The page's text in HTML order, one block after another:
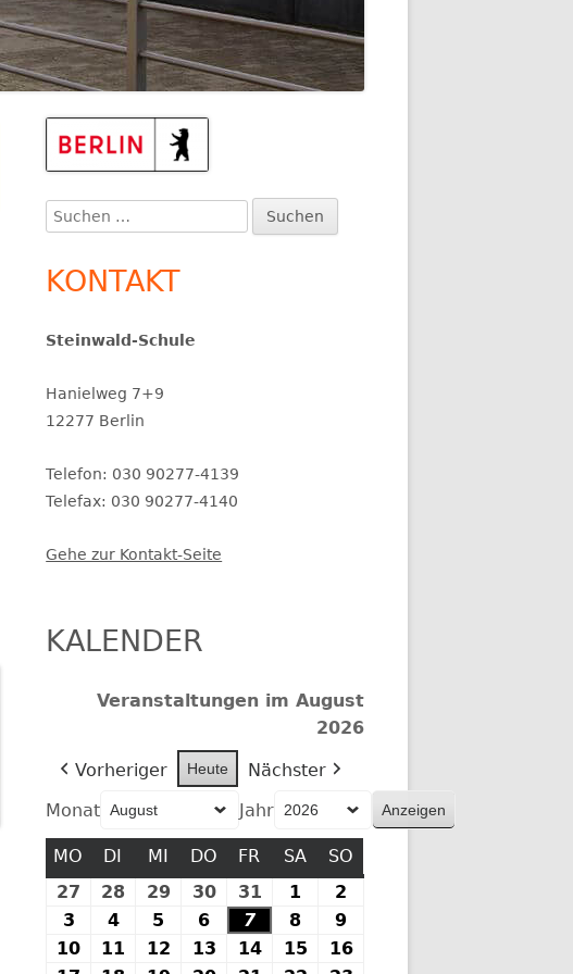
Haupt-
Suchen
nach:
KONTAKT
Steinwald-Schule
Hanielweg 7+9
12277 Berlin
Telefon: 030 90277-4139
Telefax: 030 90277-4140
Gehe zur Kontakt-Seite
KALENDER
Veranstaltungen im August
2026
Vorheriger Heute
Nächster
Monat
Jahr
MO MONTAG
DI DIENSTAG
MI MITTWOCH
DO DONNERSTAG
FR FREITAG
SASAMSTAG
SO
27 27.
Juli
2026
28 28.
Juli
2026
29 29.
Juli
2026
3030.
2026
31 31.
Juli
2026
1
August
2026
2
2026
3
August
44.
August
5
August
6
August
7
August
8
August
9
August
10 10.11 11.12 12.13 13.1414.15 15.1616.